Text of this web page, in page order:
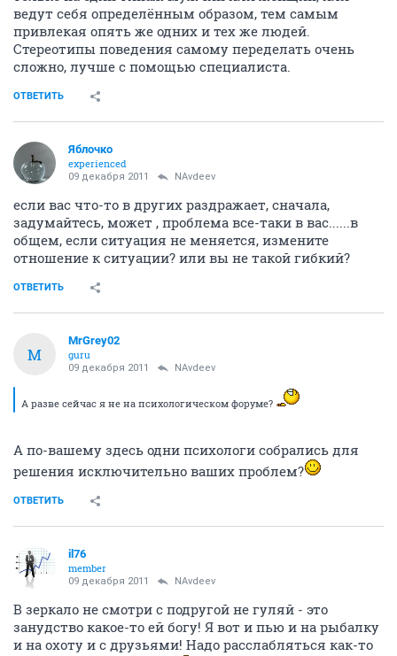
ведут себя определённым образом, тем самым
привлекая опять же одних и тех же людей.
Стереотипы поведения самому переделать очень
сложно, лучше с помощью специалиста.
ОТВЕТИТЬ
Яблочко
experienced
09 декабря 2011 NAvdeev
если вас что-то в других раздражает, сначала,
задумайтесь, может , проблема все-таки в вас......в
общем, если ситуация не меняется, измените
отношение к ситуации? или вы не такой гибкий?
ОТВЕТИТЬ
M
MrGrey02
guru
09 декабря 2011 NAvdeev
А разве сейчас я не на психологическом форуме?
А по-вашему здесь одни психологи собрались для
решения исключительно ваших проблем?
ОТВЕТИТЬ
il76
member
09 декабря 2011 NAvdeev
В зеркало не смотри с подругой не гуляй - это
занудство какое-то ей богу! Я вот и пью и на рыбалку
и на охоту и с друзьями! Надо расслабляться как-то